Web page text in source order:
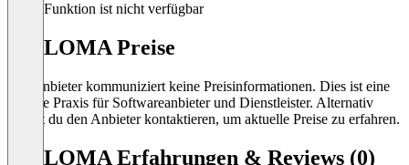
Diese Funktion ist nicht verfügbar
WELOMA Preise
Der Anbieter kommuniziert keine Preisinformationen. Dies ist eine
übliche Praxis für Softwareanbieter und Dienstleister. Alternativ
kannst du den Anbieter kontaktieren, um aktuelle Preise zu erfahren.
WELOMA Erfahrungen & Reviews (0)